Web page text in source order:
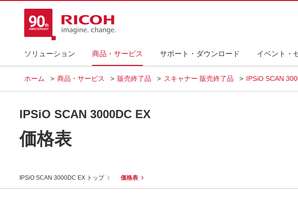
ソリューション 商品・サービス サポート・ダウンロード イベント・
ホーム 商品・サービス 販売終了品 スキャナー 販売終了品 IPSiO SCAN
IPSiO SCAN 3000DC EX
価格表
IPSiO SCAN 3000DC EX トップ 価格表